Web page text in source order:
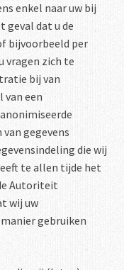
enkel naar uw bij
geval dat u de
bijvoorbeeld per
vragen zich te
bij van
van een
gegevens
die wij
te allen tijde het
Autoriteit
wij uw
gebruiken